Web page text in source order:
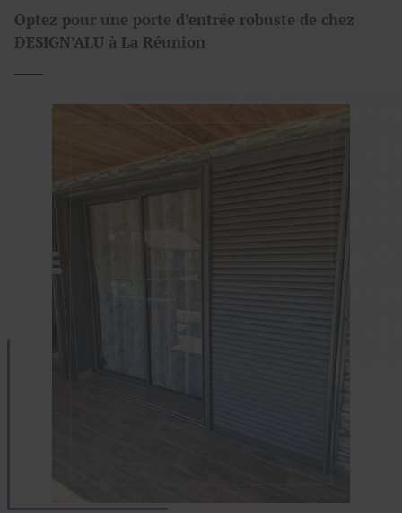
Optez pour une porte d’entrée robuste de chez
DESIGN’ALU à La Réunion